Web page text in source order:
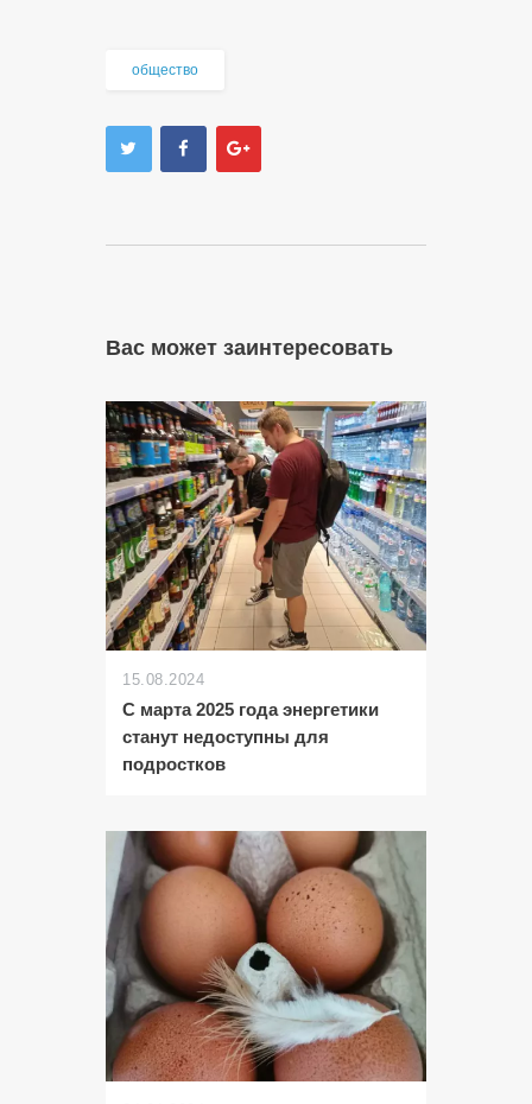
общество
Вас может заинтересовать
15.08.2024
С марта 2025 года энергетики
станут недоступны для
подростков